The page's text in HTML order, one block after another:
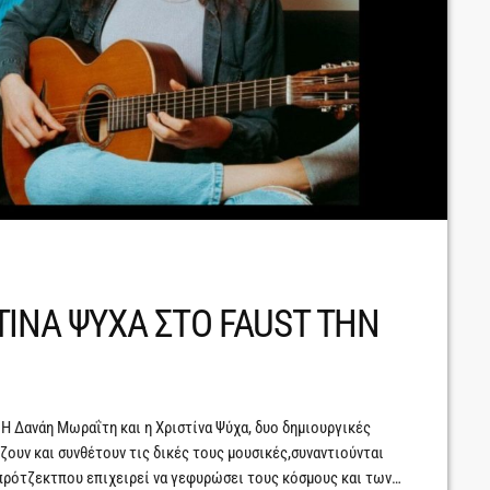
ΨΥΧΑ ΣΤΟ FAUST ΤΗΝ
Δανάη Μωραΐτη και η Χριστίνα Ψύχα, δυο δημιουργικές
και συνθέτουν τις δικές τους μουσικές,συναντιούνται
επιχειρεί να γεφυρώσει τους κόσμους και των